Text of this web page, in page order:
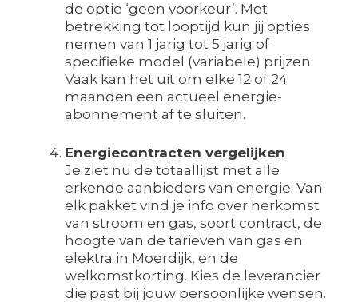
de optie ‘geen voorkeur’. Met
betrekking tot looptijd kun jij opties
nemen van 1 jarig tot 5 jarig of
specifieke model (variabele) prijzen.
Vaak kan het uit om elke 12 of 24
maanden een actueel energie-
abonnement af te sluiten.
Energiecontracten vergelijken
Je ziet nu de totaallijst met alle
erkende aanbieders van energie. Van
elk pakket vind je info over herkomst
van stroom en gas, soort contract, de
hoogte van de tarieven van gas en
elektra in Moerdijk, en de
welkomstkorting. Kies de leverancier
die past bij jouw persoonlijke wensen.